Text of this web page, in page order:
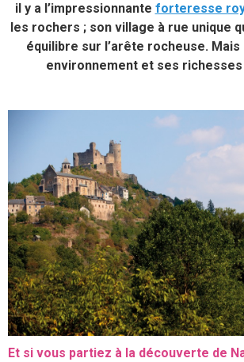
il y a l’impressionnante forteresse
les rochers ; son village à rue unique
équilibre sur l’arête rocheuse. Mais
environnement et ses
Et si vous partiez à la découverte de